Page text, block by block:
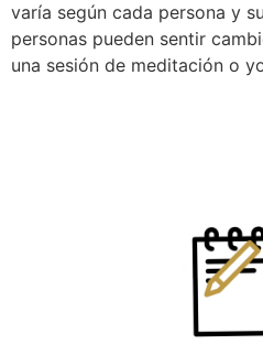
varía según cada persona y
personas pueden sentir
una sesión de meditación o